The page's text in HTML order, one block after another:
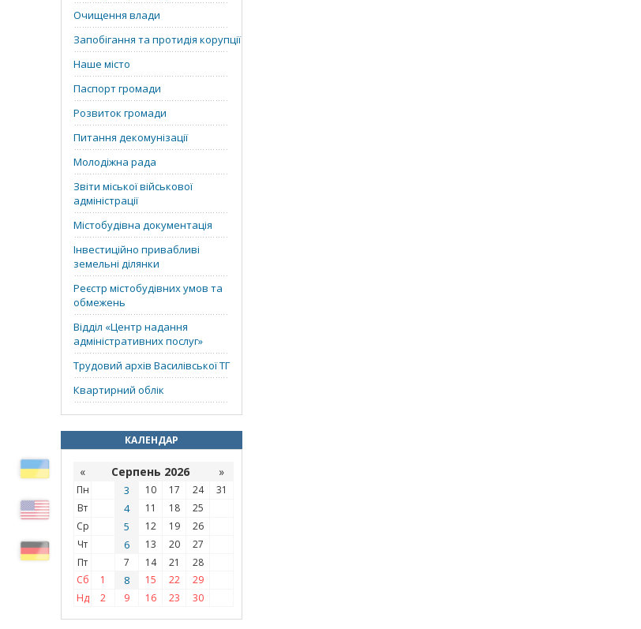
Очищення влади
Запобігання та протидія корупції
Наше місто
Паспорт громади
Розвиток громади
Питання декомунізації
Молодіжна рада
Звіти міської військової
адміністрації
Містобудівна документація
Інвестиційно привабливі
земельні ділянки
Реєстр містобудівних умов та
обмежень
Відділ «‎Центр надання
адміністративних послуг»
Трудовий архів Василівської ТГ
Квартирний облік
КАЛЕНДАР
« Серпень 2026 »
Пн 3 10 17 24
31
Вт
4 11 18
25
Ср
5 12 19
26
Чт
6 13 20
27
Пт
7 14 21
28
Сб
1 8 15 22
29
Нд
2 9 16 23 30